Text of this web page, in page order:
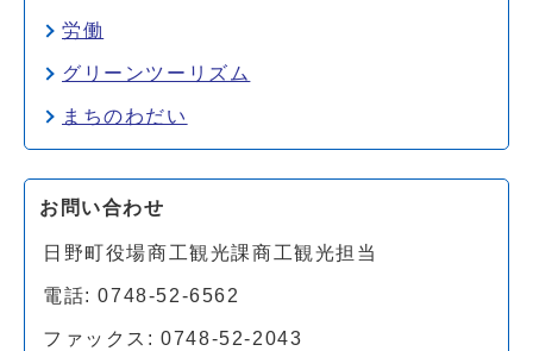
労働
グリーンツーリズム
まちのわだい
お問い合わせ
日野町役場商工観光課商工観光担当
電話: 0748-52-6562
ファックス: 0748-52-2043